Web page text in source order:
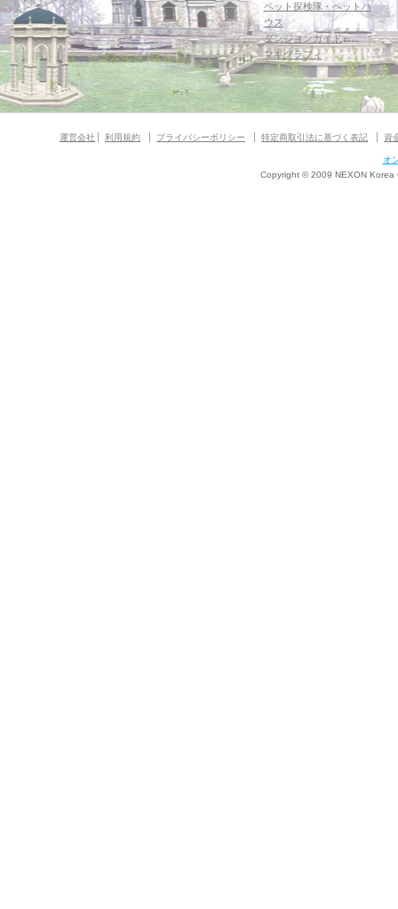
ペット探検隊・ペットハ
ウス
ダンジョンガイド
マギグラフィ
運営会社 利用規約 プライバシーポリシー 特定商取引法に基づく表記 資
オ
Copyright © 2009 NEXON Korea